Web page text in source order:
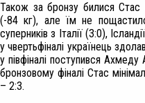
Також за бронзу билися Стас
(-84 кг), але їм не
суперників з Італії (3:0),
у чвертьфіналі українець
у півфіналі поступився
бронзовому фіналі Стас
– 2:3.